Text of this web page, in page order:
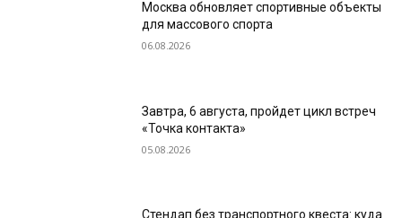
Москва обновляет спортивные объекты
для массового спорта
06.08.2026
Завтра, 6 августа, пройдет цикл встреч
«Точка контакта»
05.08.2026
Стендап без транспортного квеста: куда